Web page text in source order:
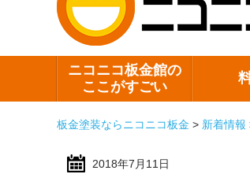
ニコニコ板金館の
ここがすごい
板金塗装ならニコニコ板金 > 新着情報
2018年7月11日